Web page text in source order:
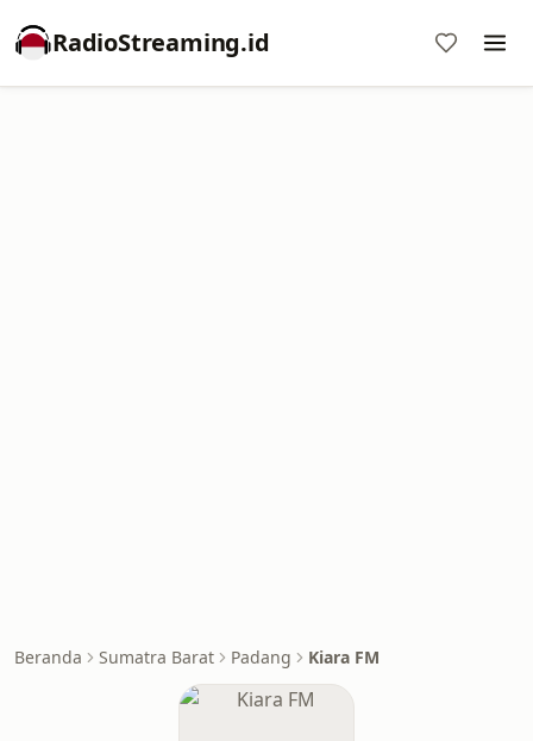
RadioStreaming.id
Beranda Sumatra Barat Padang Kiara FM